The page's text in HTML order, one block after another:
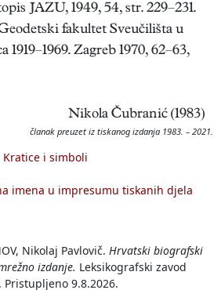
JAZU, 1949, 54, str. 229–231.
fakultet Sveučilišta u
1919–1969. Zagreb 1970, 62–63,
Nikola Čubranić (1983)
članak preuzet iz tiskanog izdanja 1983. – 2021.
Kratice i simboli
imena u impresumu tiskanih djela
Nikolaj Pavlovič. Hrvatski biografski
izdanje. Leksikografski zavod
Pristupljeno 9.8.2026.